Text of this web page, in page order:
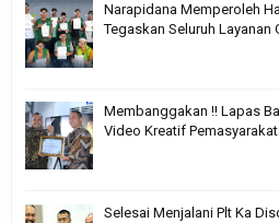
Narapidana Memperoleh
Tegaskan Seluruh Layanan
Membanggakan !! Lapas
Video Kreatif
Selesai Menjalani Plt Ka